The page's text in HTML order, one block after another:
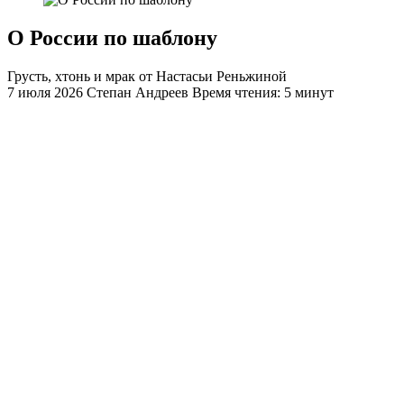
О России по шаблону
Грусть, хтонь и мрак от Настасьи Реньжиной
7 июля 2026 Степан Андреев Время чтения: 5 минут